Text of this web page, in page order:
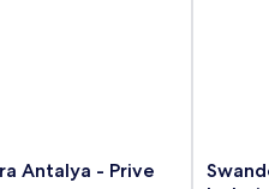
Antalya - Prive